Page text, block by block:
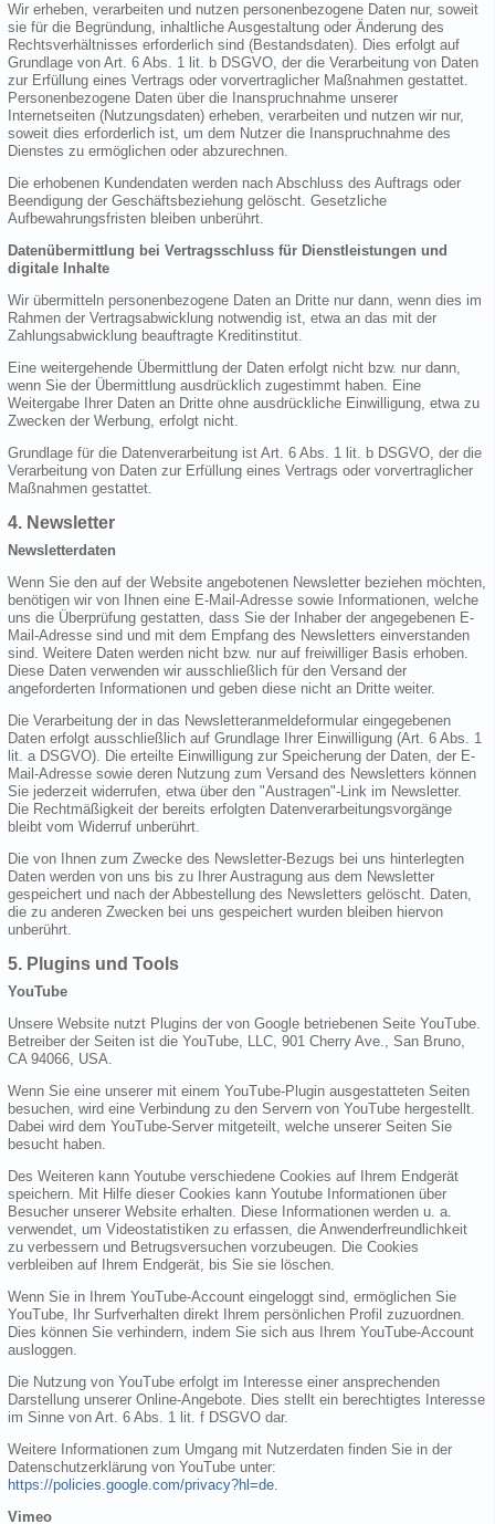
Wir erheben, verarbeiten und nutzen personenbezogene Daten nur, soweit
sie für die Begründung, inhaltliche Ausgestaltung oder Änderung des
Rechtsverhältnisses erforderlich sind (Bestandsdaten). Dies erfolgt auf
Grundlage von Art. 6 Abs. 1 lit. b DSGVO, der die Verarbeitung von Daten
zur Erfüllung eines Vertrags oder vorvertraglicher Maßnahmen gestattet.
Personenbezogene Daten über die Inanspruchnahme unserer
Internetseiten (Nutzungsdaten) erheben, verarbeiten und nutzen wir nur,
soweit dies erforderlich ist, um dem Nutzer die Inanspruchnahme des
Dienstes zu ermöglichen oder abzurechnen.
Die erhobenen Kundendaten werden nach Abschluss des Auftrags oder
Beendigung der Geschäftsbeziehung gelöscht. Gesetzliche
Aufbewahrungsfristen bleiben unberührt.
Datenübermittlung bei Vertragsschluss für Dienstleistungen und
digitale Inhalte
Wir übermitteln personenbezogene Daten an Dritte nur dann, wenn dies im
Rahmen der Vertragsabwicklung notwendig ist, etwa an das mit der
Zahlungsabwicklung beauftragte Kreditinstitut.
Eine weitergehende Übermittlung der Daten erfolgt nicht bzw. nur dann,
wenn Sie der Übermittlung ausdrücklich zugestimmt haben. Eine
Weitergabe Ihrer Daten an Dritte ohne ausdrückliche Einwilligung, etwa zu
Zwecken der Werbung, erfolgt nicht.
Grundlage für die Datenverarbeitung ist Art. 6 Abs. 1 lit. b DSGVO, der die
Verarbeitung von Daten zur Erfüllung eines Vertrags oder vorvertraglicher
Maßnahmen gestattet.
4. Newsletter
Newsletterdaten
Wenn Sie den auf der Website angebotenen Newsletter beziehen möchten,
benötigen wir von Ihnen eine E-Mail-Adresse sowie Informationen, welche
uns die Überprüfung gestatten, dass Sie der Inhaber der angegebenen E-
Mail-Adresse sind und mit dem Empfang des Newsletters einverstanden
sind. Weitere Daten werden nicht bzw. nur auf freiwilliger Basis erhoben.
Diese Daten verwenden wir ausschließlich für den Versand der
angeforderten Informationen und geben diese nicht an Dritte weiter.
Die Verarbeitung der in das Newsletteranmeldeformular eingegebenen
Daten erfolgt ausschließlich auf Grundlage Ihrer Einwilligung (Art. 6 Abs. 1
lit. a DSGVO). Die erteilte Einwilligung zur Speicherung der Daten, der E-
Mail-Adresse sowie deren Nutzung zum Versand des Newsletters können
Sie jederzeit widerrufen, etwa über den "Austragen"-Link im Newsletter.
Die Rechtmäßigkeit der bereits erfolgten Datenverarbeitungsvorgänge
bleibt vom Widerruf unberührt.
Die von Ihnen zum Zwecke des Newsletter-Bezugs bei uns hinterlegten
Daten werden von uns bis zu Ihrer Austragung aus dem Newsletter
gespeichert und nach der Abbestellung des Newsletters gelöscht. Daten,
die zu anderen Zwecken bei uns gespeichert wurden bleiben hiervon
unberührt.
5. Plugins und Tools
YouTube
Unsere Website nutzt Plugins der von Google betriebenen Seite YouTube.
Betreiber der Seiten ist die YouTube, LLC, 901 Cherry Ave., San Bruno,
CA 94066, USA.
Wenn Sie eine unserer mit einem YouTube-Plugin ausgestatteten Seiten
besuchen, wird eine Verbindung zu den Servern von YouTube hergestellt.
Dabei wird dem YouTube-Server mitgeteilt, welche unserer Seiten Sie
besucht haben.
Des Weiteren kann Youtube verschiedene Cookies auf Ihrem Endgerät
speichern. Mit Hilfe dieser Cookies kann Youtube Informationen über
Besucher unserer Website erhalten. Diese Informationen werden u. a.
verwendet, um Videostatistiken zu erfassen, die Anwenderfreundlichkeit
zu verbessern und Betrugsversuchen vorzubeugen. Die Cookies
verbleiben auf Ihrem Endgerät, bis Sie sie löschen.
Wenn Sie in Ihrem YouTube-Account eingeloggt sind, ermöglichen Sie
YouTube, Ihr Surfverhalten direkt Ihrem persönlichen Profil zuzuordnen.
Dies können Sie verhindern, indem Sie sich aus Ihrem YouTube-Account
ausloggen.
Die Nutzung von YouTube erfolgt im Interesse einer ansprechenden
Darstellung unserer Online-Angebote. Dies stellt ein berechtigtes Interesse
im Sinne von Art. 6 Abs. 1 lit. f DSGVO dar.
Weitere Informationen zum Umgang mit Nutzerdaten finden Sie in der
Datenschutzerklärung von YouTube unter:
https://policies.google.com/privacy?hl=de
Vimeo